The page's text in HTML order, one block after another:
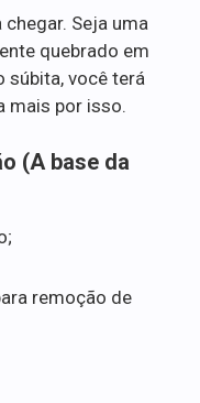
Seja uma
quebrado em
súbita, você terá
mais por isso.
(A base da
remoção de